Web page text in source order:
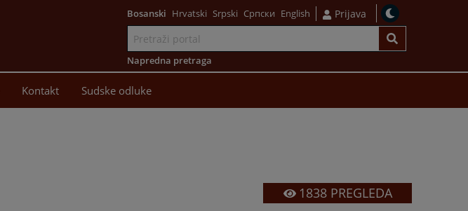
Bosanski Hrvatski Srpski Српски English Prijava
Napredna pretraga
Kontakt Sudske odluke
1838PREGLEDA